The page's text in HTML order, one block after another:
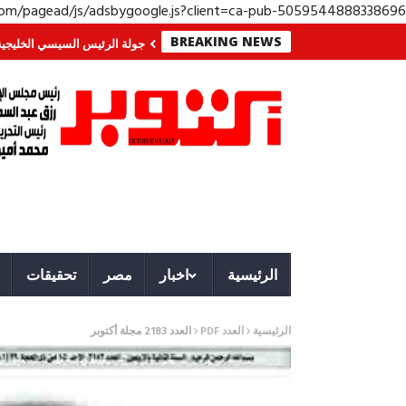
pagead/js/adsbygoogle.js?client=ca-pub-5059544888338696
BREAKING NEWS
معركة لا تُرى.. وحراس لا ينامون جولة الرئيس السيسي الخليجية..
الرئيسية اخبار مصر تحقيقات
الرئيسية العدد PDF العدد 2183 مجلة أكتوبر